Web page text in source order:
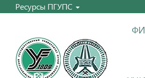
Ресурсы ПГУПС